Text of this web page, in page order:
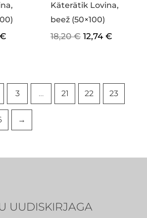
€
Käterätik Lovina,
beež (50×100)
18,20€ 12,74€
3 … 21 22 23
→
UUDISKIRJAGA